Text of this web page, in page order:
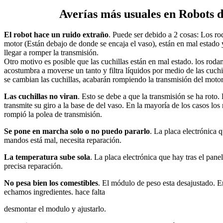
Averías más usuales en Robots
El robot hace un ruido extraño. Puede ser debido a 2 cosas: Los
motor (Están debajo de donde se encaja el vaso), están en mal
llegar a romper la transmisión.
Otro motivo es posible que las cuchillas están en mal estado. los
acostumbra a moverse un tanto y filtra líquidos por medio de las
se cambian las cuchillas, acabarán rompiendo la transmisión del
Las cuchillas no viran. Esto se debe a que la transmisión se ha
transmite su giro a la base de del vaso. En la mayoría de los casos
rompió la polea de transmisión.
Se pone en marcha solo o no puedo pararlo. La placa electrónica
mandos está mal, necesita reparación.
La temperatura sube sola. La placa electrónica que hay tras el
precisa reparación.
No pesa bien los comestibles. El módulo de peso esta desajustado.
echamos ingredientes. hace falta
desmontar el modulo y ajustarlo.